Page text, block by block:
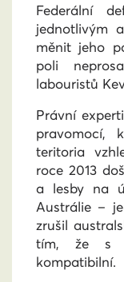
Federální
jednotlivým
měnit jeho
poli
labouristů
Právní
pravomocí,
teritoria
roce 2013
a lesby na
Austrálie –
zrušil
tím, že s
kompatibilní.